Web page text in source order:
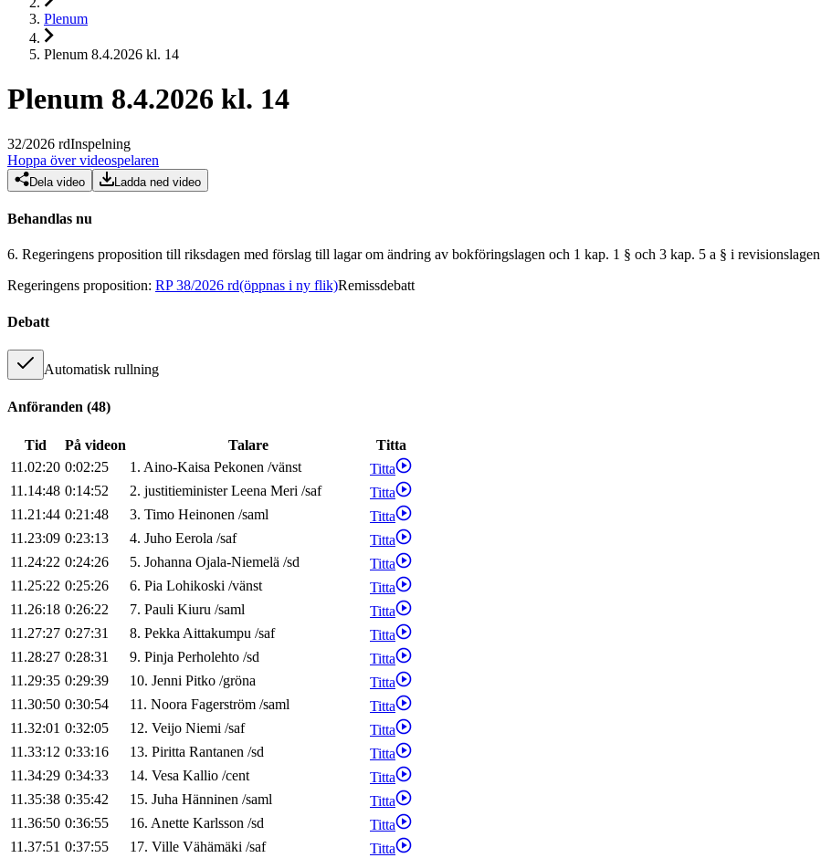
Plenum
Plenum 8.4.2026 kl. 14
Plenum 8.4.2026 kl. 14
32/2026 rdInspelning
Hoppa över videospelaren
Dela video Ladda ned video
Behandlas nu
6. Regeringens proposition till riksdagen med förslag till lagar om ändring av bokföringslagen och 1 kap. 1 § och 3 kap. 5 a § i revisionslagen
Regeringens proposition: RP 38/2026 rd(öppnas i ny flik)Remissdebatt
Debatt
Automatisk rullning
Anföranden (48)
Tid På videon Talare
Titta
11.02:20 0:02:25 1. Aino-Kaisa Pekonen /vänst
Titta
11.14:48 0:14:52 2. justitieminister Leena Meri /saf
Titta
11.21:44 0:21:48 3. Timo Heinonen /saml
Titta
11.23:09 0:23:13 4. Juho Eerola /saf
Titta
11.24:22 0:24:26 5. Johanna Ojala-Niemelä /sd
Titta
11.25:22 0:25:26 6. Pia Lohikoski /vänst
Titta
11.26:18 0:26:22 7. Pauli Kiuru /saml
Titta
11.27:27 0:27:31 8. PekkaAittakumpu /saf
Titta
11.28:27 0:28:31 9. Pinja Perholehto /sd
Titta
11.29:35 0:29:39 10. Jenni Pitko /gröna
Titta
11.30:50 0:30:54 11. Noora Fagerström /saml
Titta
11.32:01 0:32:05 12. Veijo Niemi /saf
Titta
11.33:12 0:33:16 13. Piritta Rantanen /sd
Titta
11.34:29 0:34:33 14. Vesa Kallio /cent
Titta
11.35:38 0:35:42 15. Juha Hänninen /saml
Titta
11.36:50 0:36:55 16. Anette Karlsson /sd
Titta
11.37:51 0:37:55 17. Ville Vähämäki /saf
Titta